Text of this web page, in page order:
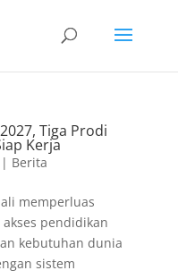
Tiga Prodi
Kerja
Berita
memperluas
pendidikan
kebutuhan dunia
sistem